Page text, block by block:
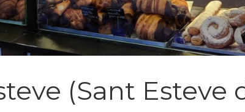
(Sant Esteve